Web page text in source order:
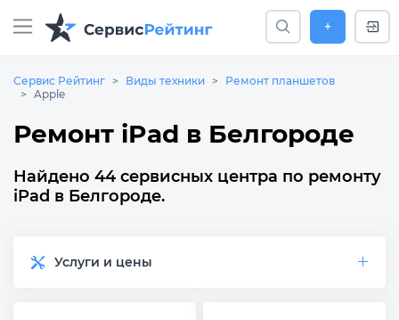
+
Сервис Рейтинг Виды техники
Ремонт планшетов
Apple
Ремонт iPad в Белгороде
Найдено 44 сервисных центра по ремонту
iPad в Белгороде.
Услуги и цены